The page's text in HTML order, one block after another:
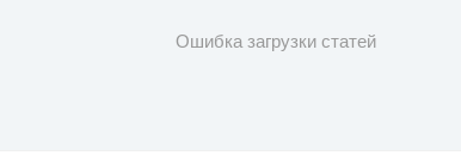
Ошибка загрузки статей